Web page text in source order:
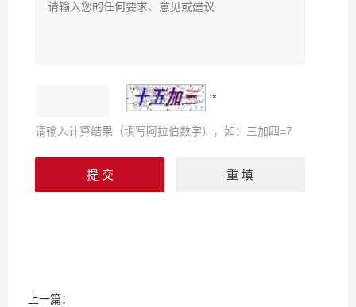
请输入计算结果（填写阿拉伯数字），如：三加四=7
上一篇：